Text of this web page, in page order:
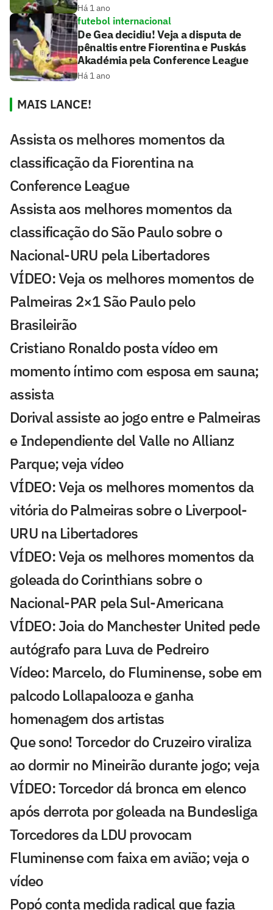
Há 1 ano
futebol internacional
De Gea decidiu! Veja a disputa de
pênaltis entre Fiorentina e Puskás
Akadémia pela Conference League
Há 1 ano
MAIS LANCE!
Assista os melhores momentos da
classificação da Fiorentina na
Conference League
Assista aos melhores momentos da
classificação do São Paulo sobre o
Nacional-URU pela Libertadores
VÍDEO: Veja os melhores momentos de
Palmeiras 2×1 São Paulo pelo
Brasileirão
Cristiano Ronaldo posta vídeo em
momento íntimo com esposa em sauna;
assista
Dorival assiste ao jogo entre e Palmeiras
e Independiente del Valle no Allianz
Parque; veja vídeo
VÍDEO: Veja os melhores momentos da
vitória do Palmeiras sobre o Liverpool-
URU na Libertadores
VÍDEO: Veja os melhores momentos da
goleada do Corinthians sobre o
Nacional-PAR pela Sul-Americana
VÍDEO: Joia do Manchester United pede
autógrafo para Luva de Pedreiro
Vídeo: Marcelo, do Fluminense, sobe em
palcodo Lollapalooza e ganha
homenagem dos artistas
Que sono! Torcedor do Cruzeiro viraliza
ao dormir no Mineirão durante jogo; veja
VÍDEO: Torcedor dá bronca em elenco
após derrota por goleada na Bundesliga
Torcedores da LDU provocam
Fluminense com faixa em avião; veja o
vídeo
Popó conta medida radical que fazia